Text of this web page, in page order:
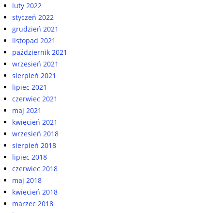
luty 2022
styczeń 2022
grudzień 2021
listopad 2021
październik 2021
wrzesień 2021
sierpień 2021
lipiec 2021
czerwiec 2021
maj 2021
kwiecień 2021
wrzesień 2018
sierpień 2018
lipiec 2018
czerwiec 2018
maj 2018
kwiecień 2018
marzec 2018